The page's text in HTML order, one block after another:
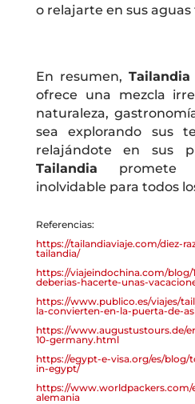
o relajarte en sus aguas
En resumen, Tailandia
ofrece una mezcla
naturaleza,
sea explorando sus
relajándote en sus
Tailandia promete
inolvidable para todos
Referencias:
https://tailandiaviaje.com/diez-
tailandia/
https://viajeindochina.com/blog/
deberias-hacerte-unas-
https://www.publico.es/viajes/
la-convierten-en-la-puerta-de-
https://www.augustustours.de/
10-germany.html
https://egypt-e-visa.org/es/
in-egypt/
https://www.worldpackers.com/
alemania